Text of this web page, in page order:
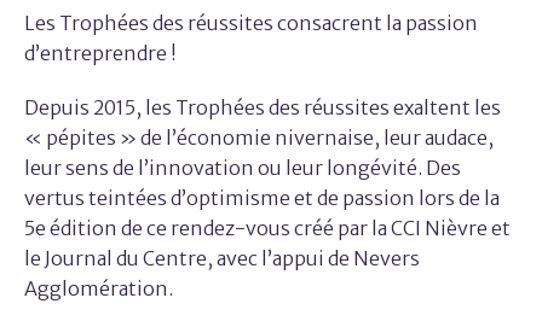
Les Trophées des réussites consacrent la passion
d’entreprendre !
Depuis 2015, les Trophées des réussites exaltent les
« pépites » de l’économie nivernaise, leur audace,
leur sens de l’innovation ou leur longévité. Des
vertus teintées d’optimisme et de passion lors de la
5e édition de ce rendez-vous créé par la CCI Nièvre et
le Journal du Centre, avec l’appui de Nevers
Agglomération.